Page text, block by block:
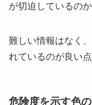
が切迫しているの
難しい情報はなく
れているのが良い点
危険度を示す色